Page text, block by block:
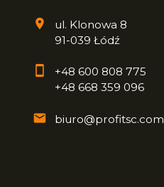
ul. Klonowa 8
91-039 Łódź
+48 600 808 775
+48 668 359 096
biuro@profitsc.com